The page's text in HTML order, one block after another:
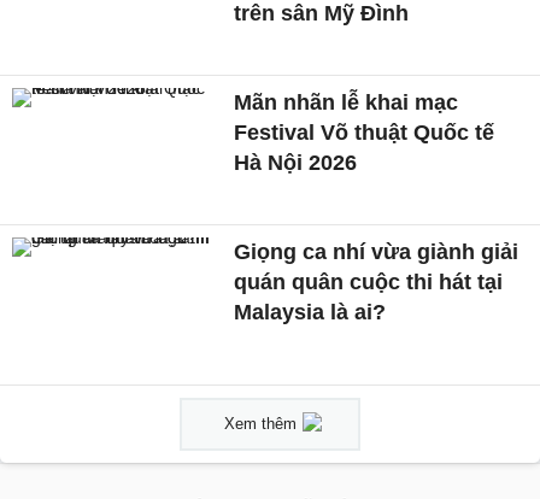
trên sân Mỹ Đình
Mãn nhãn lễ khai mạc
Festival Võ thuật Quốc tế
Hà Nội 2026
Giọng ca nhí vừa giành giải
quán quân cuộc thi hát tại
Malaysia là ai?
Xem thêm